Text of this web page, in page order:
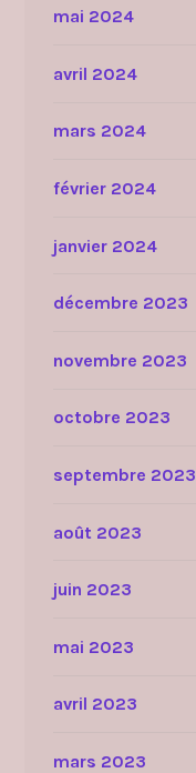
mai 2024
avril 2024
mars 2024
février 2024
janvier 2024
décembre 2023
novembre 2023
octobre 2023
septembre 2023
août 2023
juin 2023
mai 2023
avril 2023
mars 2023